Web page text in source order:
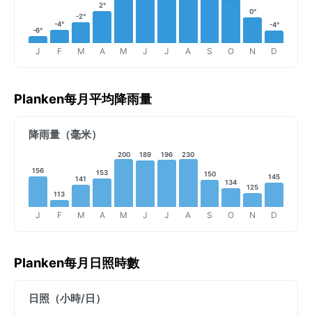
-6°
J
-4°
F
-2°
M
2°
A M J J A S O
0°
N
-4°
D
Planken每月平均降雨量
降雨量（毫米）
156
J
113
F
141
M
153
A
200
M
189
J
196
J
230
A
150
S
134
O
125
N
145
D
Planken每月日照時數
日照（小時/日）